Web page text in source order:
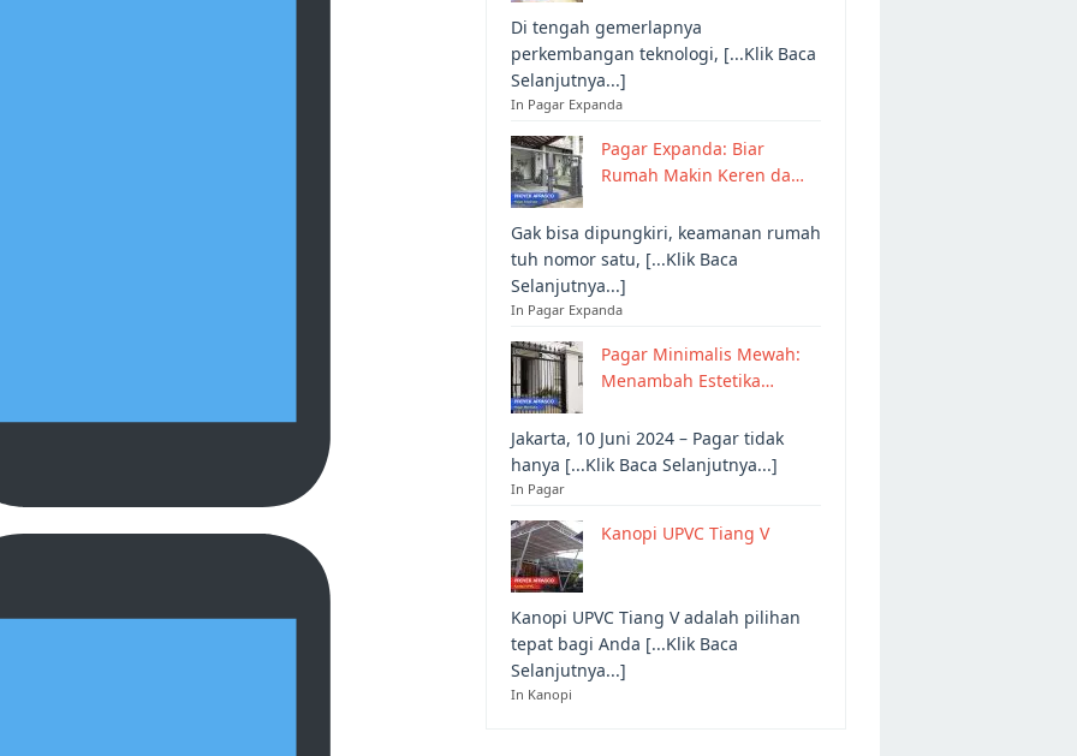
Di tengah gemerlapnya
perkembangan teknologi, [...Klik Baca
Selanjutnya...]
In Pagar Expanda
Pagar Expanda: Biar
Rumah Makin Keren da…
Gak bisa dipungkiri, keamanan rumah
tuh nomor satu, [...Klik Baca
Selanjutnya...]
In Pagar Expanda
Pagar Minimalis Mewah:
Menambah Estetika…
Jakarta, 10 Juni 2024 – Pagar tidak
hanya [...Klik Baca Selanjutnya...]
In Pagar
Kanopi UPVC Tiang V
Kanopi UPVC Tiang V adalah pilihan
tepat bagi Anda [...Klik Baca
Selanjutnya...]
In Kanopi